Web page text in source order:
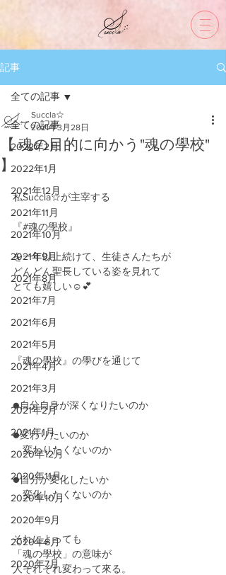
記事
全ての記事
2022年2月
2022年1月
2021年12月
2021年11月
2021年10月
2021年9月
2021年8月
2021年7月
2021年6月
2021年5月
2021年4月
2021年3月
2021年2月
2021年1月
2020年12月
2020年11月
2020年10月
2020年9月
2020年8月
2020年7月
全ての記事
【 魂の目的に向かう"魂の學校"
】
Succla☆
2021年3月28日
私Succla☆が主宰する
『#魂の學校』
を一年以上続けて、生徒さんたちが
どんどん聖長している姿を見れて
とても嬉しい☺️💕
『魂の學校』の學びを通じて
●自分自身が深くなりたいのか
●変わりたいのか
変わりたくないのか
●自分が変化したいか
変化したくないのか
それによっても
「魂の學校」の意味が
人それぞれ変わって來る。